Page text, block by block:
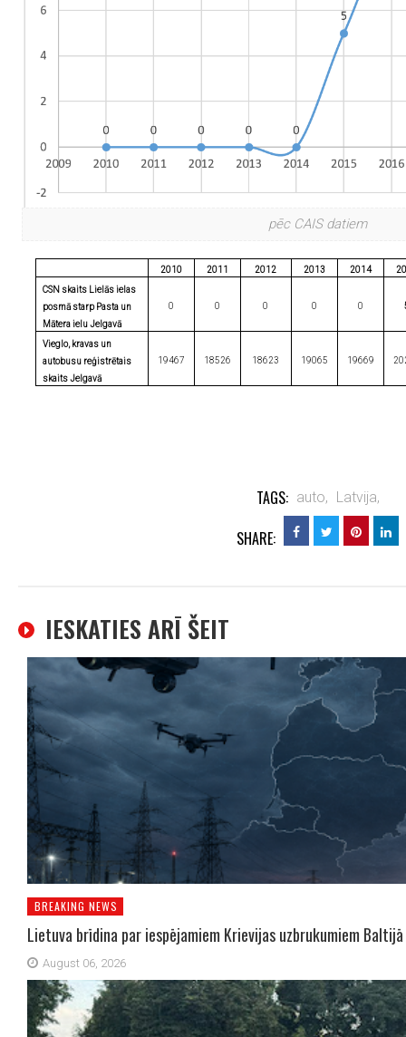
pēc CAIS datiem
2010 2011 2012 2013 2014
CSN skaits Lielās ielas
posmā starp Pasta un
Mātera ielu Jelgavā
0 0 0 0 0
Vieglo, kravas un
autobusu reģistrētais
skaits Jelgavā
19467 18526 18623 19065 19669
TAGS: auto, Latvija,
SHARE:
IESKATIES ARĪ ŠEIT
BREAKING NEWS
Lietuva brīdina par iespējamiem Krievijas uzbrukumiem Baltijā
August 06, 2026